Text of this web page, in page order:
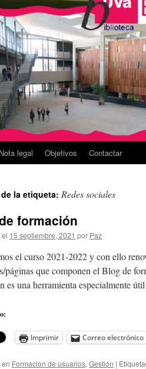
Nota legal Objetivos Contactar
la etiqueta: Redes sociales
formación
15 septiembre, 2021 por Paz
el curso 2021-2022 y con ello
páginas que componen el Blog de
es una herramienta especialmente
Imprimir Correo electrónico
Formacion de usuarios, Gestión |